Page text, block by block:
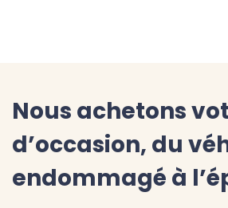
Nous achetons
d’occasion, du
endommagé à